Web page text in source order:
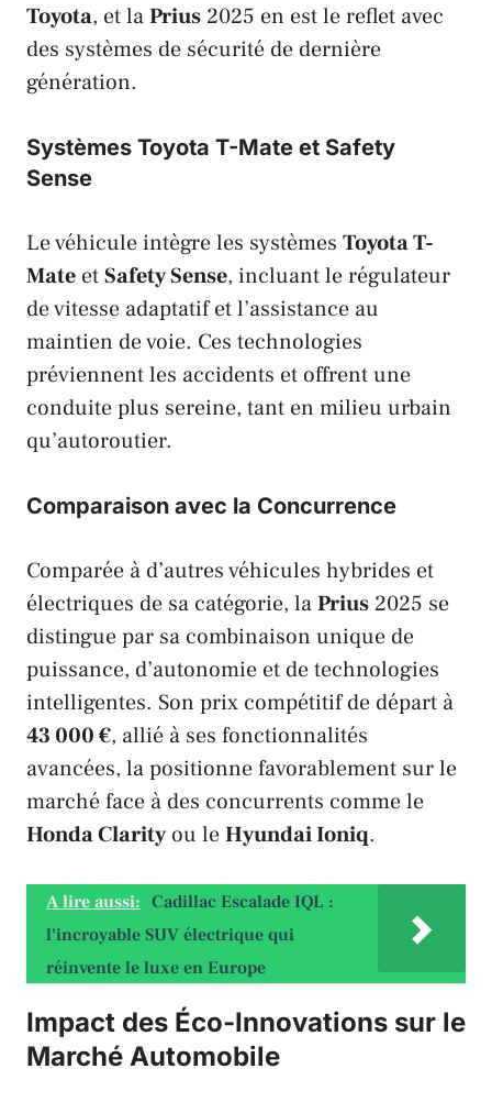
Toyota, et laPrius 2025 en est le reflet avec
des systèmes de sécurité de dernière
génération.
Systèmes Toyota T-Mate et Safety
Sense
Le véhicule intègre les systèmes Toyota T-
Mate etSafety Sense, incluant le régulateur
de vitesse adaptatif et l’assistance au
maintien de voie. Ces technologies
préviennent les accidents et offrent une
conduite plus sereine, tant en milieu urbain
qu’autoroutier.
Comparaison avec la Concurrence
Comparée à d’autres véhicules hybrides et
électriques de sa catégorie, laPrius 2025 se
distingue par sa combinaison unique de
puissance, d’autonomie et de technologies
intelligentes. Son prix compétitif de départ à
43 000 €, allié à ses fonctionnalités
avancées, la positionne favorablement sur le
marché face à des concurrents comme le
Honda Clarity ou leHyundai Ioniq.
A lire aussi: Cadillac Escalade IQL :
l'incroyable SUV électrique qui
réinvente le luxe en Europe
Impact des Éco-Innovations sur le
Marché Automobile